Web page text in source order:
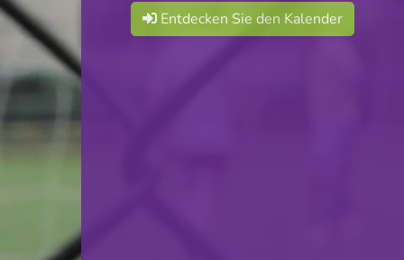
Entdecken Sie den Kalender